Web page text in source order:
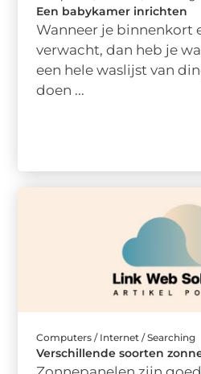
Een babykamer inrichten
Wanneer je binnenkort
verwacht, dan heb je
een hele waslijst van
doen ...
Computers / Internet / Searching
Verschillende soorten